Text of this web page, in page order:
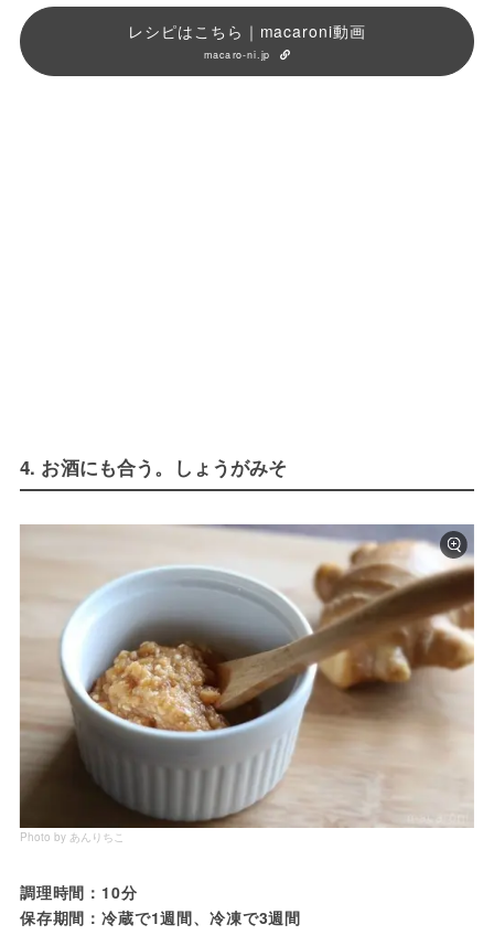
レシピはこちら｜macaroni動画
macaro-ni.jp
4. お酒にも合う。しょうがみそ
Photo by あんりちこ
調理時間：10分
保存期間：冷蔵で1週間、冷凍で3週間